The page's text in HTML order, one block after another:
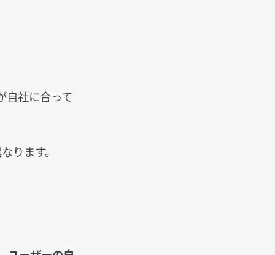
自社に合って
ります。